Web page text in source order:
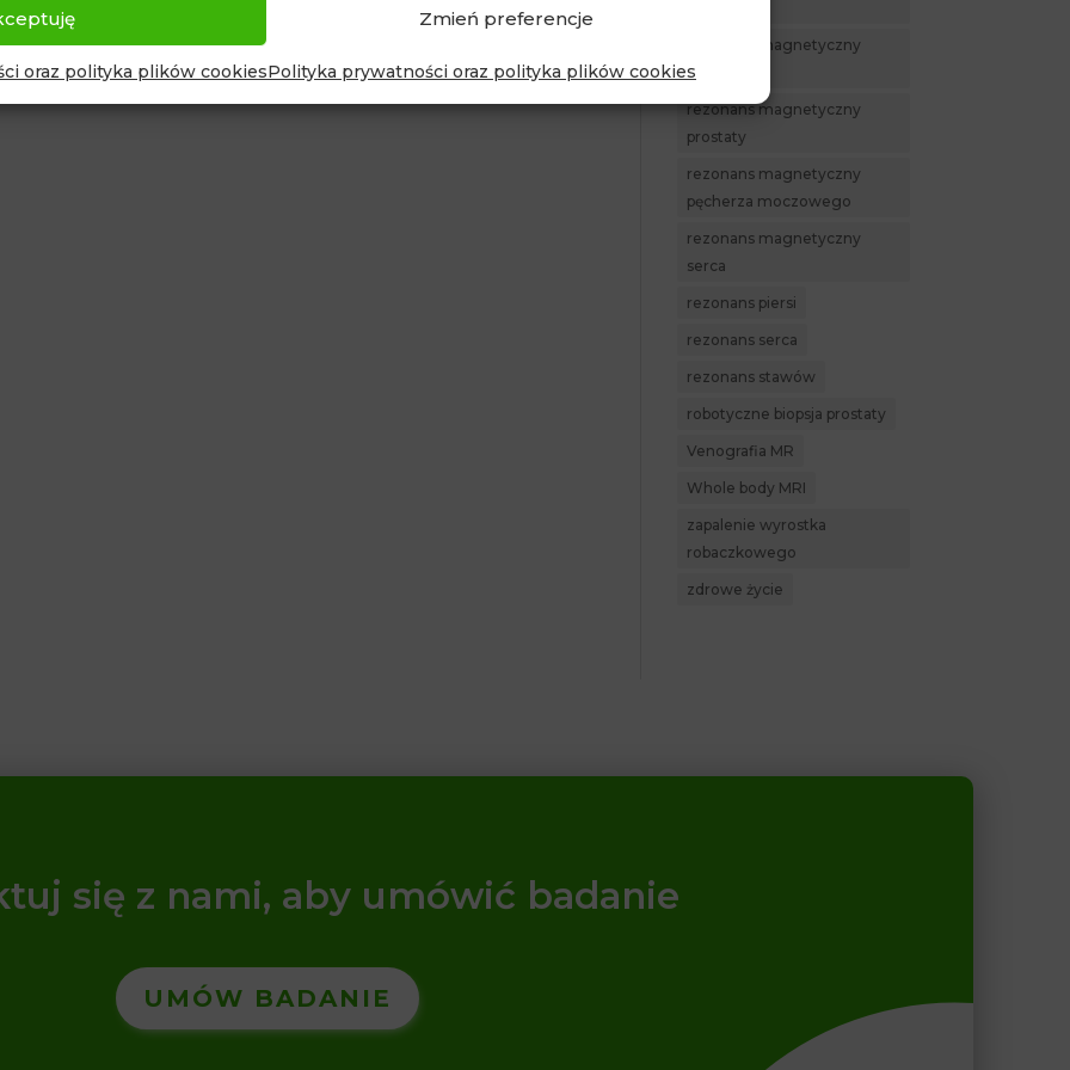
Zmień preferencje
oraz polityka plików cookiesPolityka prywatności oraz polityka plików cookies
rezonans magnetyczny
piersi
rezonans magnetyczny
prostaty
rezonans magnetyczny
pęcherza moczowego
rezonans magnetyczny
serca
rezonans piersi
rezonans serca
rezonans stawów
robotyczne biopsja prostaty
Venografia MR
Whole body MRI
zapalenie wyrostka
robaczkowego
zdrowe życie
się z nami, aby umówić badanie
UMÓW BADANIE